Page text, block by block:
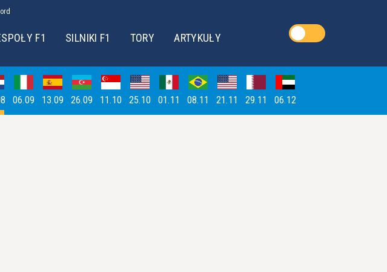
F1 SILNIKI F1 TORY ARTYKUŁY
06.09 13.09 26.09 11.10 25.10 01.11 08.11 21.11 29.11 06.12